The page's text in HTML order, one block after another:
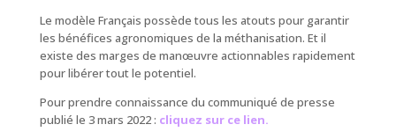
Le modèle Français possède tous les atouts pour garantir
les bénéfices agronomiques de la méthanisation. Et il
existe des marges de manœuvre actionnables rapidement
pour libérer tout le potentiel.
Pour prendre connaissance du communiqué de presse
publié le 3 mars 2022 : cliquez sur ce lien.